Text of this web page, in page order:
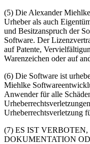
(5) Die Alexander
Urheber als auch
und Besitzanspruch der
Software. Der
auf Patente,
Warenzeichen oder auf
(6) Die Software ist
Miehlke
Anwender für alle
Urheberrechtsverletzung
(7) ES IST
DOKUMENTATION